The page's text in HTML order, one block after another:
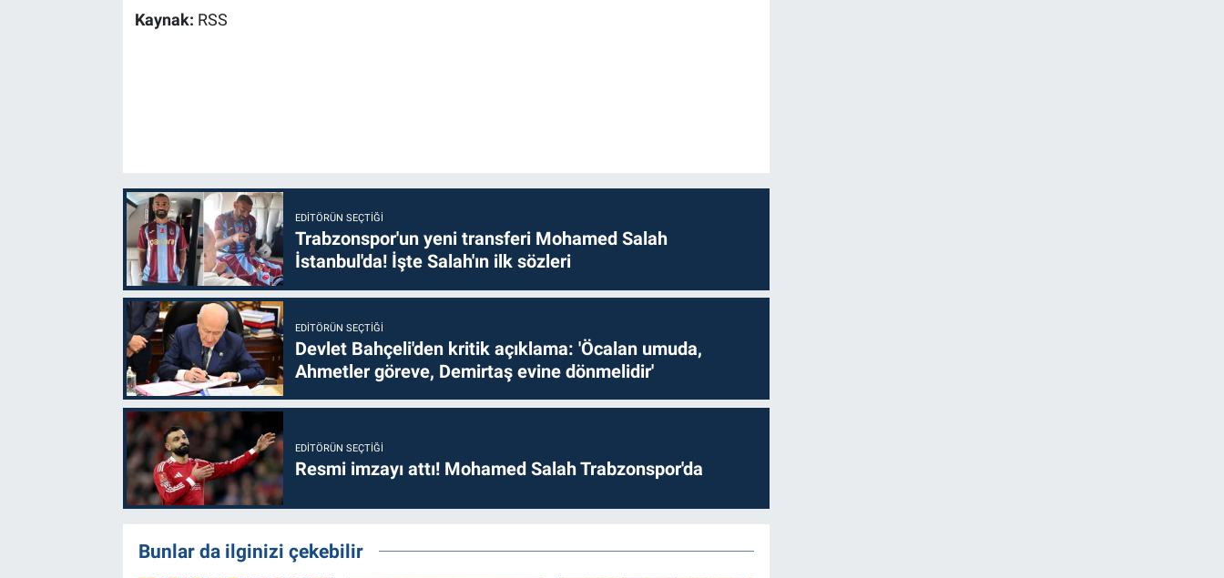
Kaynak: RSS
EDITÖRÜN SEÇTIĞI
Trabzonspor'un yeni transferi Mohamed Salah
İstanbul'da! İşte Salah'ın ilk sözleri
EDITÖRÜN SEÇTIĞI
Devlet Bahçeli'den kritik açıklama: 'Öcalan umuda,
Ahmetler göreve, Demirtaş evine dönmelidir'
EDITÖRÜN SEÇTIĞI
Resmi imzayı attı! Mohamed Salah Trabzonspor'da
Bunlar da ilginizi çekebilir